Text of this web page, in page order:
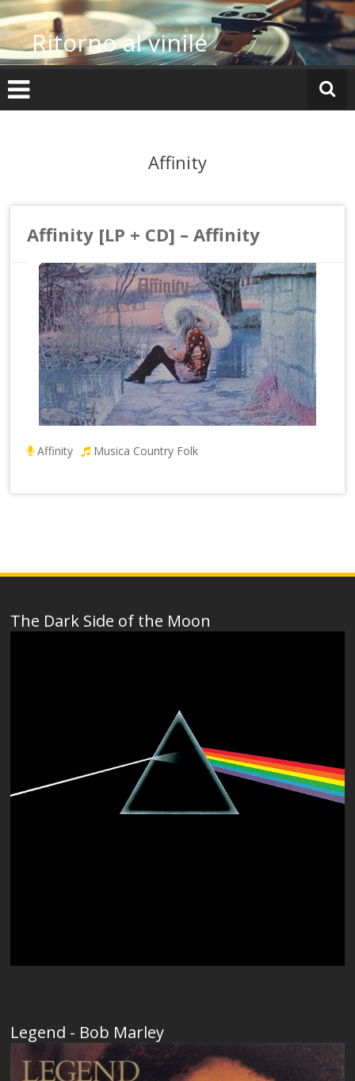
Vai
al
contenutoRitorno al vinile
Affinity
Affinity [LP + CD] – Affinity
Affinity Musica Country Folk
The Dark Side of the Moon
Legend - Bob Marley